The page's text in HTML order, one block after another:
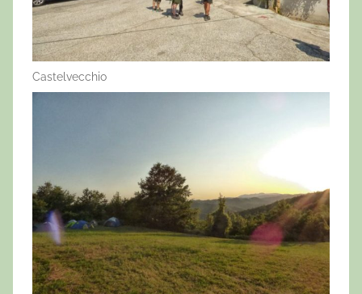
Castelvecchio